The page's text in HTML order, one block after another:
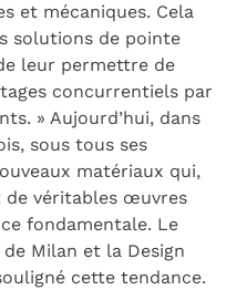
et mécaniques. Cela
solutions de pointe
leur permettre de
concurrentiels par
» Aujourd’hui, dans
sous tous ses
matériaux qui,
de véritables œuvres
fondamentale. Le
Milan et la Design
cette tendance.